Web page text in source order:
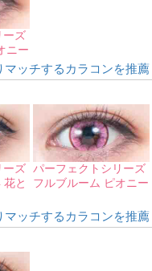
ーズ
ニー
マッチするカラコンを推薦
ーズ
花と
パーフェクトシリーズ
フルブルーム ピオニー
マッチするカラコンを推薦